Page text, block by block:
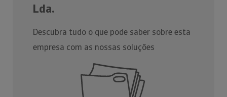
Lda.
Descubra tudo o que pode saber sobre esta
empresa com as nossas soluções